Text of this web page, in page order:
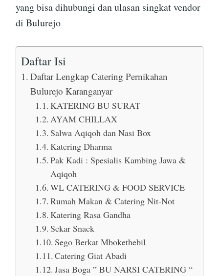
yang bisa dihubungi dan ulasan singkat vendor
di Bulurejo
Daftar Isi
Daftar Lengkap Catering Pernikahan
Bulurejo Karanganyar
KATERING BU SURAT
AYAM CHILLAX
Salwa Aqiqoh dan Nasi Box
Katering Dharma
Pak Kadi : Spesialis Kambing Jawa &
Aqiqoh
WL CATERING & FOOD SERVICE
Rumah Makan & Catering Nit-Not
Katering Rasa Gandha
Sekar Snack
Sego Berkat Mbokethebil
Catering Giat Abadi
Jasa Boga ” BU NARSI CATERING “